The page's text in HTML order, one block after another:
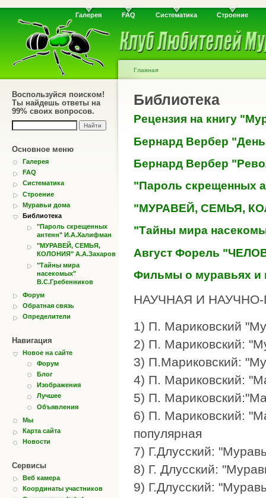
Галерея FAQ Систематика Строение
Воспользуйся поиском!
Ты найдешь ответы на
99% своих вопросов.
Основное меню
Галерея
FAQ
Систематика
Строение
Муравьи дома
Библиотека
"Пароль скрещенных
антенн" И.А.Халифман
"МУРАВЕЙ, СЕМЬЯ,
КОЛОНИЯ" А.А.Захаров
"Тайны мира
насекомых"
В.С.Гребенников
Форум
Обратная связь
Определители
Навигация
Новое на сайте
Форум
Блог
Изображения
Лучшее
Объявления
Мы
Карта сайта
Новости
Сервисы
Веб камера
Координаты участников
Главная
Библиотека
Рецензия на книгу
Бернард Вербер
Бернард Вербер
"Пароль скрещенных
"МУРАВЕЙ, СЕМЬЯ,
"Тайны мира
Август Форель
Фильмы о муравьях и
НАУЧНАЯ И
1) П. Мариковский
2) П. Мариковский:
3) П.Мариковский:
4) П. Мариковский:
5) П.
6) П. Мариковский:
популярная
7) Г.Длусский:
8) Г. Длусский:
9) Г.Длусский: